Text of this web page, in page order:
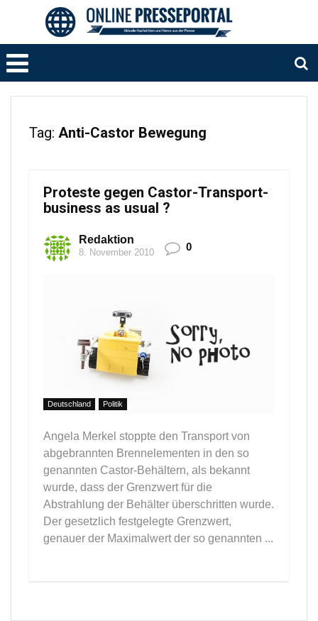
Tag: Anti-Castor Bewegung
Proteste gegen Castor-Transport-
business as usual ?
Redaktion
8. November 2010 0
Deutschland Politik
Angela Merkel stoppte den Transport von
abgebrannten Brennelementen in den so
genannten Castor-Behältern, als bekannt
wurde, dass der Grenzwert für die
Abstrahlung der Behälter überschritten wurde.
Der gesetzlich festgelegte Grenzwert,
genauer der Maximalwert der so genannten ...